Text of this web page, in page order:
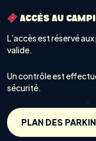
ACCÈS AU
L’accès est réservé
valide.
Un contrôle est
sécurité.
PLAN DES